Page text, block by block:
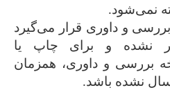
نمی‌شود.
بررسی و داوری قرار می­‌گیرد
نشده و برای چاپ یا
بررسی و داوری، همزمان
نشده باشد.